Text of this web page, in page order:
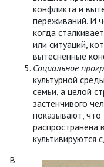
конфликта и
переживаний. И
когда
или ситуаций,
вытесненные
Социальное
культурной
семьи, а целой
застенчивого
показывают, что
распространена
культивируются
В